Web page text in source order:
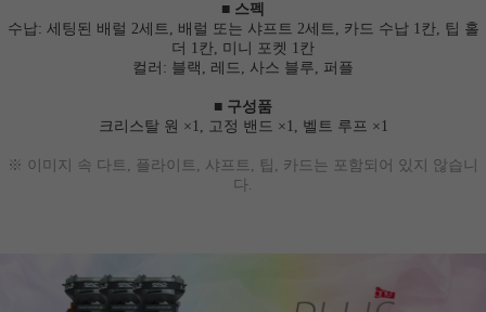
■ 스펙
수납: 세팅된 배럴 2세트, 배럴 또는 샤프트 2세트, 카드 수납 1칸, 팁 홀
더 1칸, 미니 포켓 1칸
컬러: 블랙, 레드, 사스 블루, 퍼플
■ 구성품
크리스탈 원 ×1, 고정 밴드 ×1, 벨트 루프 ×1
※ 이미지 속 다트, 플라이트, 샤프트, 팁, 카드는 포함되어 있지 않습니
다.